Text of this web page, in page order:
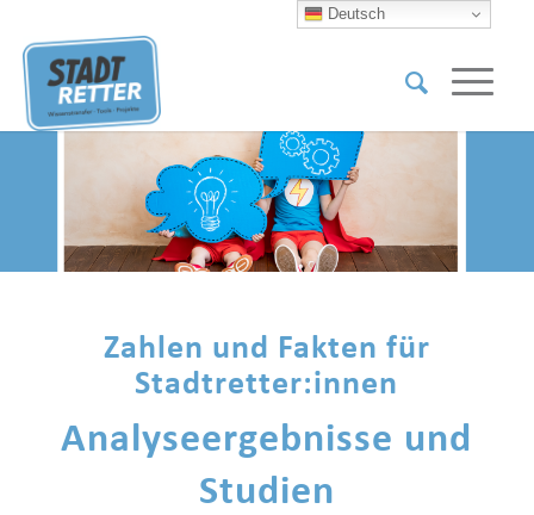
Zahlen und Fakten für
Stadtretter:innen
Analyseergebnisse und
Studien
Deutsch